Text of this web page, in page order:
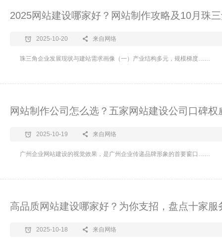
2025网站建设哪家好？网站制作攻略及10月珠
2025-10-20 来自网络
珠三角企业发展现状与建站需求画像（一）产业结构多元，规模梯度……
网站制作公司怎么选？五家网站建设公司口碑
2025-10-19 来自网络
广州企业网站建设的视觉效果，是广州企业传递品牌形象的首要窗口……
高品质网站建设哪家好？为你支招，盘点十家
2025-10-18 来自网络